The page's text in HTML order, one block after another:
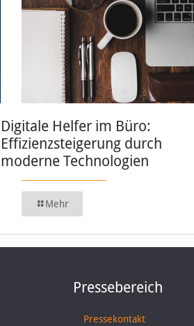
Digitale Helfer im Büro:
Effizienzsteigerung durch
moderne Technologien
Mehr
Pressebereich
Pressekontakt